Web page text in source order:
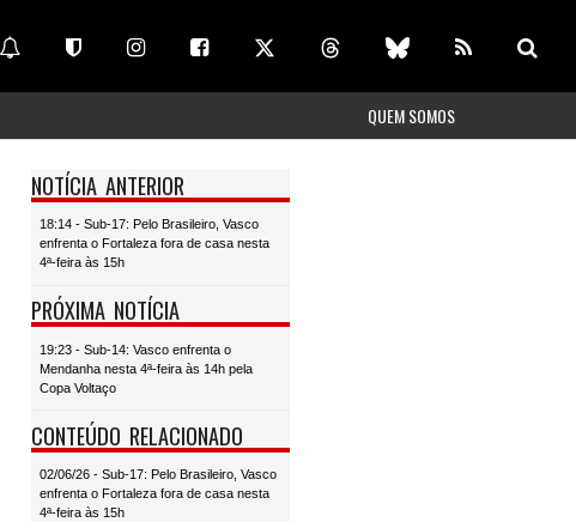
QUEM SOMOS
NOTÍCIA ANTERIOR
18:14 - Sub-17: Pelo Brasileiro, Vasco
enfrenta o Fortaleza fora de casa nesta
4ª-feira às 15h
PRÓXIMA NOTÍCIA
19:23 - Sub-14: Vasco enfrenta o
Mendanha nesta 4ª-feira às 14h pela
Copa Voltaço
CONTEÚDO RELACIONADO
02/06/26 - Sub-17: Pelo Brasileiro, Vasco
enfrenta o Fortaleza fora de casa nesta
4ª-feira às 15h